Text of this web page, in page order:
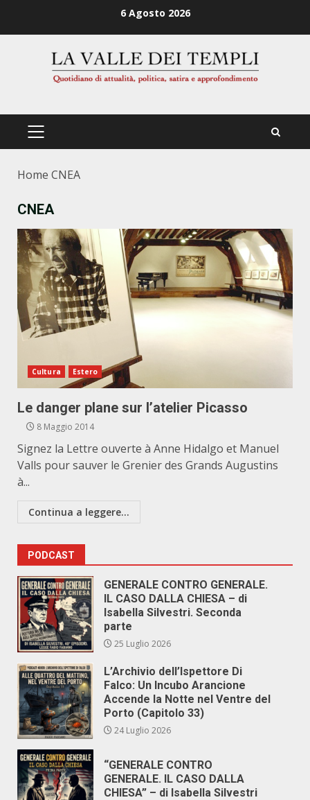
6 Agosto 2026
PRIMÄRES
Home CNEA
CNEA
Cultura Estero
Le danger plane sur l’atelier Picasso
8 Maggio 2014
Signez la Lettre ouverte à Anne Hidalgo et Manuel
Valls pour sauver le Grenier des Grands Augustins
à...
Continua a leggere...
PODCAST
GENERALE CONTRO GENERALE.
IL CASO DALLA CHIESA – di
Isabella Silvestri. Seconda
parte
25 Luglio 2026
L’Archivio dell’Ispettore Di
Falco: Un Incubo Arancione
Accende la Notte nel Ventre del
Porto (Capitolo 33)
24 Luglio 2026
“GENERALE CONTRO
GENERALE. IL CASO DALLA
CHIESA” – di Isabella Silvestri